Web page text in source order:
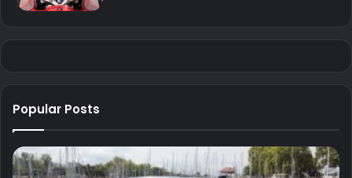
Popular Posts